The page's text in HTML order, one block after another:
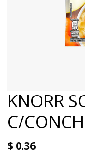
KNORR
C/
$ 0.36